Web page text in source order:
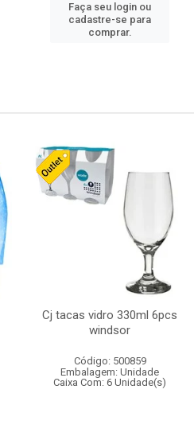
Faça seu login ou
cadastre-se para
comprar.
Cj tacas vidro 330ml 6pcs
windsor
Código: 500859
Embalagem: Unidade
Caixa Com: 6 Unidade(s)